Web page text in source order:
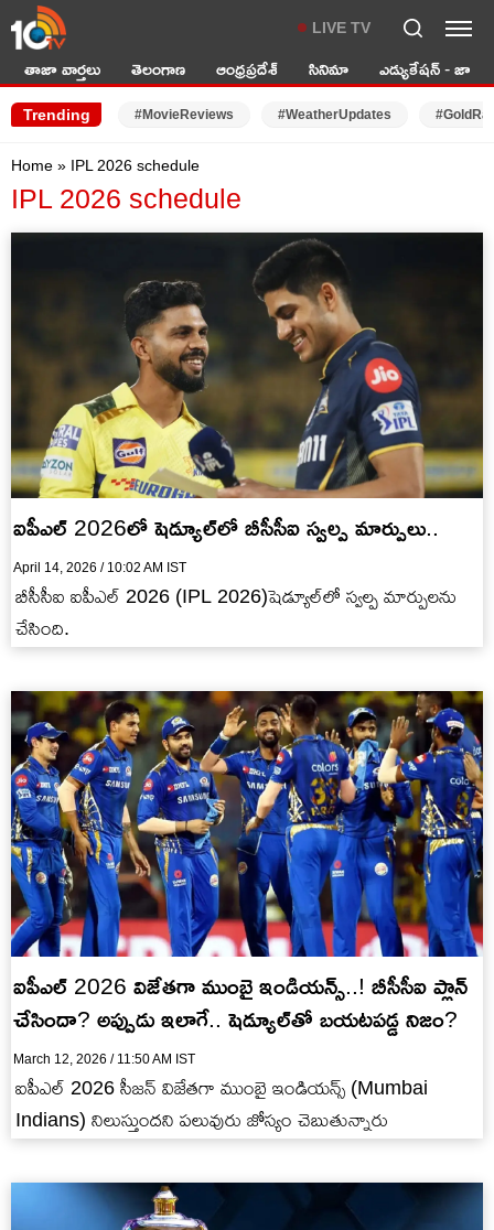
LIVE TV
తాజా వార్తలు తెలంగాణ ఆంధ్రప్రదేశ్ సినిమా ఎడ్యుకేషన్ - జాబ్స్
Trending #MovieReviews #WeatherUpdates
Home » IPL 2026 schedule
IPL 2026 schedule
ఐపీఎల్ 2026లో షెడ్యూల్‌లో బీసీసీఐ స్వ‌ల్ప మార్పులు..
April 14, 2026 / 10:02 AM IST
బీసీసీఐ ఐపీఎల్ 2026 (IPL 2026)షెడ్యూల్‌లో స్వ‌ల్ప మార్పుల‌ను
చేసింది.
ఐపీఎల్ 2026 విజేత‌గా ముంబై ఇండియ‌న్స్..! బీసీసీఐ ప్లాన్
చేసిందా? అప్పుడు ఇలాగే.. షెడ్యూల్‌తో బ‌య‌ట‌ప‌డ్డ నిజం?
March 12, 2026 / 11:50 AM IST
ఐపీఎల్ 2026 సీజ‌న్ విజేత‌గా ముంబై ఇండియ‌న్స్ (Mumbai
Indians) నిలుస్తుంద‌ని ప‌లువురు జోస్యం చెబుతున్నారు